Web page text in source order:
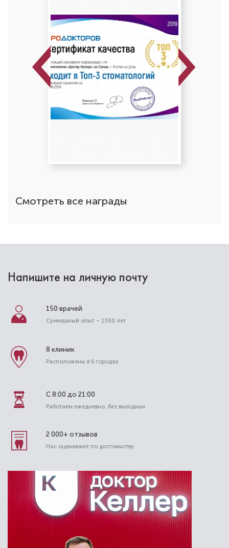
Сравнение лигатурных и
безлигатурных брекетов: чем
отличаются и что лучше выбрать?
имплантация зубов: плюсы и минусы
Previous Next
Смотреть все награды
Напишите на личную почту
150 врачей
Суммарный опыт – 1300 лет
8 клиник
Расположены в 6 городах
С 8:00 до 21:00
Работаем ежедневно, без выходных
2 000+ отзывов
Нас оценивают по достоинству